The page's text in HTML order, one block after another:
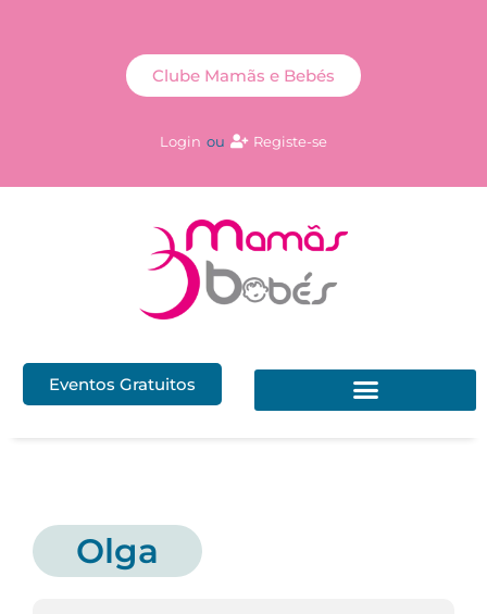
Login ou Registe-se
Clube Mamãs e Bebés
Eventos Gratuitos
Olga